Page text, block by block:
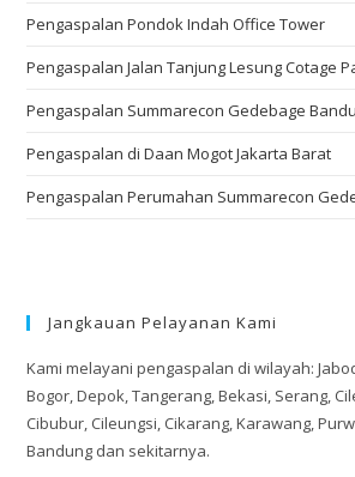
Pengaspalan Pondok Indah Office Tower
Pengaspalan Jalan Tanjung Lesung Cotage
Pengaspalan Summarecon Gedebage
Pengaspalan di Daan Mogot Jakarta Barat
Pengaspalan Perumahan Summarecon
Jangkauan Pelayanan Kami
Kami melayani pengaspalan di wilayah:
Bogor, Depok, Tangerang, Bekasi, Serang,
Cibubur, Cileungsi, Cikarang, Karawang,
Bandung dan sekitarnya.